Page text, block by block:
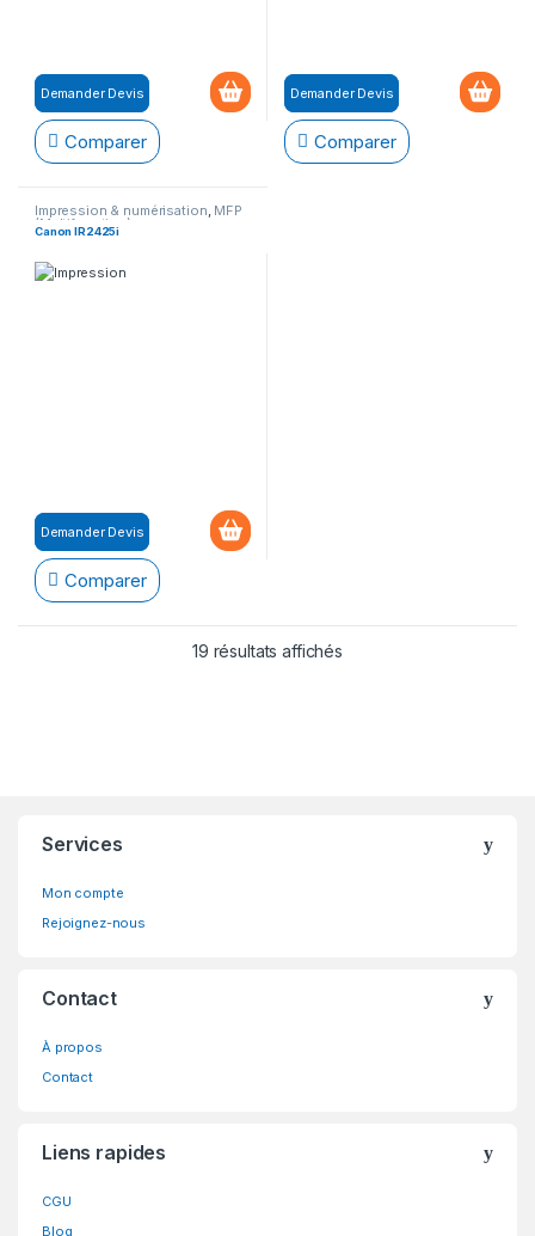
Demander Devis
Comparer
Demander Devis
Comparer
Impression & numérisation, MFP
(Multifonction)
Canon IR2425i
Demander Devis
Comparer
19 résultats affichés
Services
Mon compte
Rejoignez-nous
Contact
À propos
Contact
Liens rapides
CGU
Blog